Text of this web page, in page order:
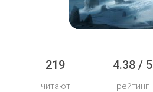
219
читают
4.38 / 5
рейтинг